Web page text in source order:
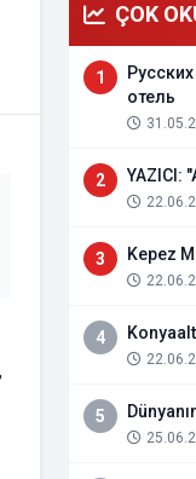
ÇOK
1
отель
2 YAZICI:
3 Kepez
4
5